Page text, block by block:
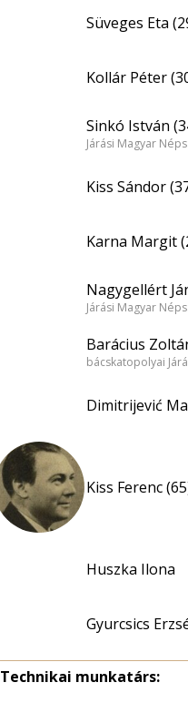
Süveges Eta
Kollár Péter
Sinkó István
Járási Magyar
Kiss Sándor
Karna Margit
Nagygellért
Járási Magyar
Barácius
bácskatopolyai
Dimitrijević
Kiss Ferenc
Huszka Ilona
Gyurcsics
Technikai munkatárs: